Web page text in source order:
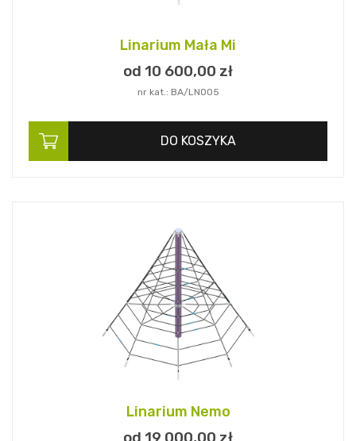
Linarium Mała Mi
od 10 600,00 zł
nr kat.: BA/LN005
DO KOSZYKA
Linarium Nemo
od 19 000,00 zł